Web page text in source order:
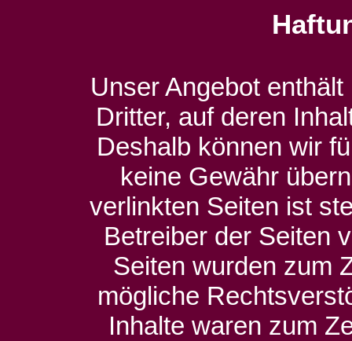
Unser Angebot
Dritter, auf deren
Deshalb können wir
keine Gewähr
verlinkten Seiten ist
Betreiber der Seiten
Seiten wurden zum
mögliche
Inhalte waren zum